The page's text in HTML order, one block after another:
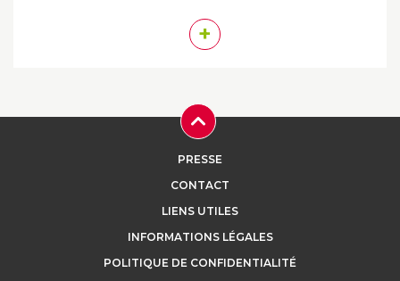
+
PRESSE
CONTACT
LIENS UTILES
INFORMATIONS LÉGALES
POLITIQUE DE CONFIDENTIALITÉ